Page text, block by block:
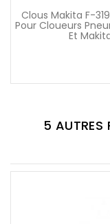
Clous Makita F-
Pour Cloueurs
Et
5 AUTRES